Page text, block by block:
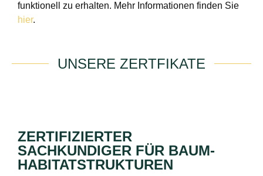
funktionell zu erhalten. Mehr Informationen finden Sie
hier.
UNSERE ZERTFIKATE
ZERTIFIZIERTER
SACHKUNDIGER FÜR BAUM-
HABITATSTRUKTUREN